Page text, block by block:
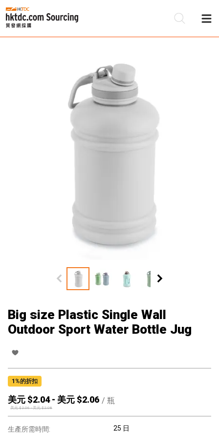
Big size Plastic Single Wall
Outdoor Sport Water Bottle Jug
1 %的折扣
美元 $2.04- 美元 $2.06 / 瓶
美元 $2.06-美元 $2.08
生產所需時間: 25 日